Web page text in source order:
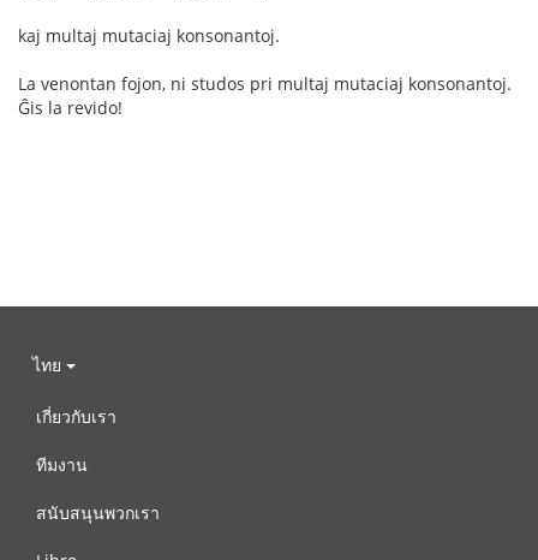
kaj multaj mutaciaj konsonantoj.
La venontan fojon, ni studos pri multaj mutaciaj konsonantoj.
Ĝis la revido!
ไทย
เกี่ยวกับเรา
ทีมงาน
สนับสนุนพวกเรา